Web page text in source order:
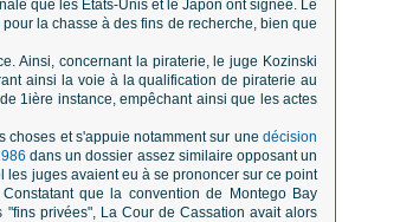
que les Etats-Unis et le Japon ont signée. Le
la chasse à des fins de recherche, bien que
Ainsi, concernant la piraterie, le juge Kozinski
ainsi la voie à la qualification de piraterie au
1ière instance, empêchant ainsi que les actes
choses et s'appuie notamment sur une décision
dans un dossier assez similaire opposant un
juges avaient eu à se prononcer sur ce point
que la convention de Montego Bay
privées", La Cour de Cassation avait alors